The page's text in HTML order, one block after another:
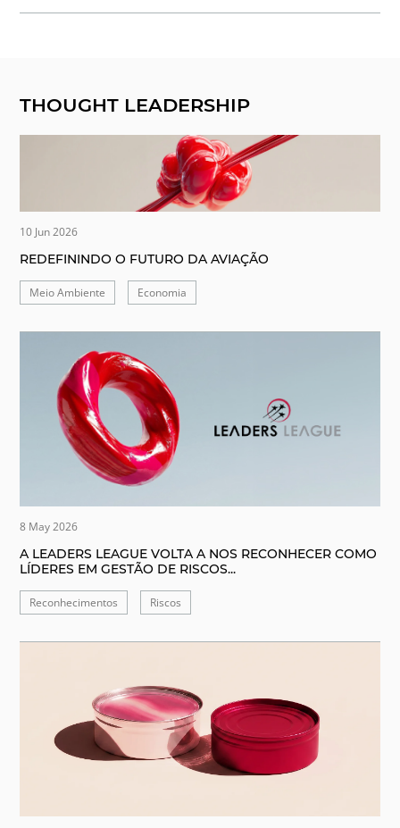
THOUGHT LEADERSHIP
10 Jun 2026
REDEFININDO O FUTURO DA AVIAÇÃO
Meio Ambiente Economia
8 May 2026
A LEADERS LEAGUE VOLTA A NOS RECONHECER COMO
LÍDERES EM GESTÃO DE RISCOS...
Reconhecimentos Riscos